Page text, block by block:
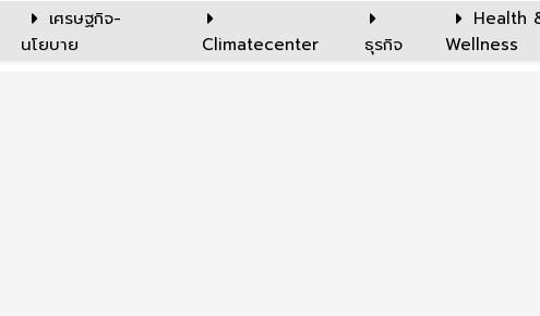
เศรษฐกิจ-
นโยบาย
Climatecenter ธุรกิจ
Health
Wellness